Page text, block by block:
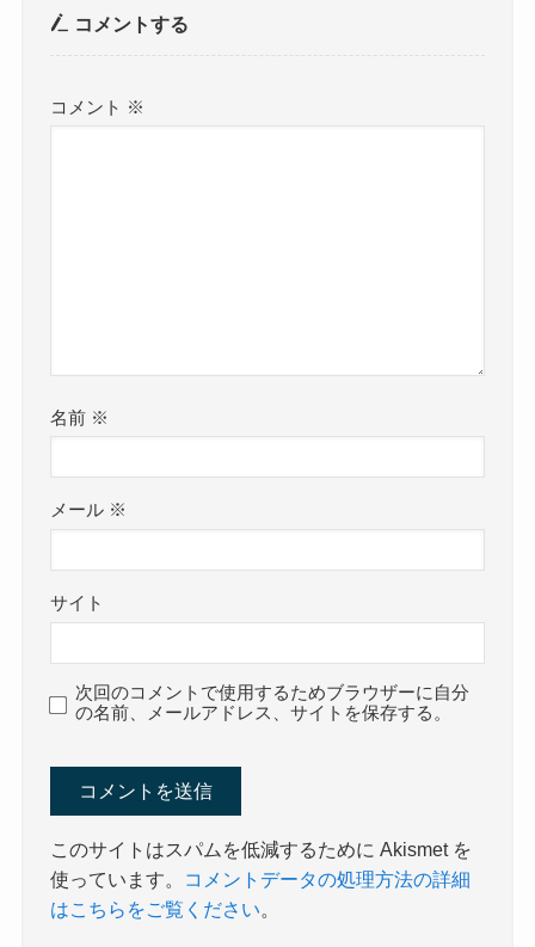
コメントする
コメント ※
名前 ※
メール ※
サイト
次回のコメントで使用するためブラウザーに自分
の名前、メールアドレス、サイトを保存する。
このサイトはスパムを低減するために Akismet を
使っています。
コメントデータの処理方法の詳細
はこちらをご覧ください。